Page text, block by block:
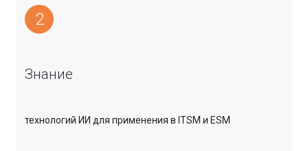
2
Знание
технологий ИИ для применения в ITSM и ESM